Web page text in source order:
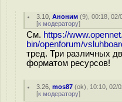
3.10 ,Аноним (9), 00:18, 02/
[к модератору]
См. https://
bin/openforum/
тред. Три различных
форматом ресурсов!
3.26 ,mos87 (ok), 10:10, 02/
[к модератору]